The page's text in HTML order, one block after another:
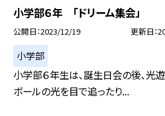
小学部６年 「ドリーム集会」
公開日 2023/12/19 更新日
小学部
小学部６年生は、誕生日会の後、光
ボールの光を目で追ったり...